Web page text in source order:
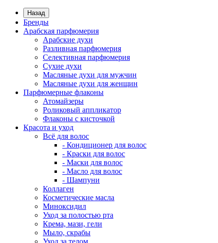
Назад
Бренды
Арабская парфюмерия
Арабские духи
Разливная парфюмерия
Селективная парфюмерия
Сухие духи
Масляные духи для мужчин
Масляные духи для женщин
Парфюмерные флаконы
Атомайзеры
Роликовый аппликатор
Флаконы с кисточкой
Красота и уход
Всё для волос
- Кондиционер для волос
- Краски для волос
- Маски для волос
- Масло для волос
- Шампуни
Коллаген
Косметические масла
Миноксидил
Уход за полостью рта
Крема, мази, гели
Мыло, скрабы
Уход за телом